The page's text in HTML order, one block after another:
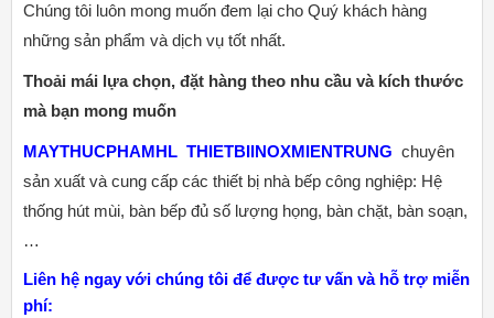
Chúng tôi luôn mong muốn đem lại cho Quý khách hàng
những sản phẩm và dịch vụ tốt nhất.
Thoải mái lựa chọn, đặt hàng theo nhu cầu và kích thước
mà bạn mong muốn
MAYTHUCPHAMHL THIETBIINOXMIENTRUNG chuyên
sản xuất và cung cấp các thiết bị nhà bếp công nghiệp: Hệ
thống hút mùi, bàn bếp đủ số lượng họng, bàn chặt, bàn soạn,
…
Liên hệ ngay với chúng tôi để được tư vấn và hỗ trợ miễn
phí: